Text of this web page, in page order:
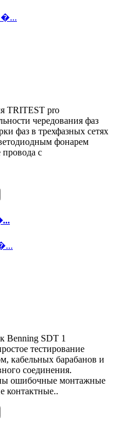
TRITEST pro
чередования фаз
фаз в трехфазных сетях
фонарем
с
Benning SDT 1
тестирование
кабельных барабанов и
соединения.
ошибочные монтажные
контактные..